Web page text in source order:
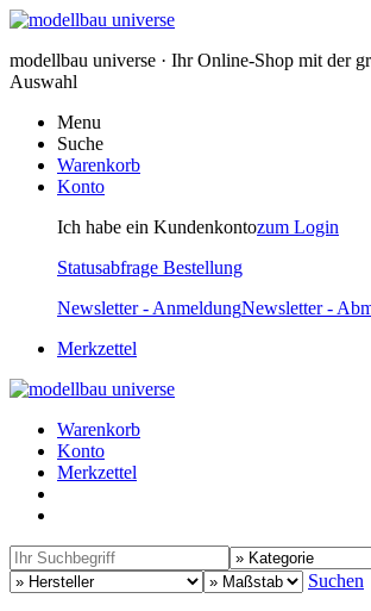
modellbau universe · Ihr Online-Shop mit der
Auswahl
Menu
Suche
Warenkorb
Konto
Ich habe ein Kundenkontozum Login
Statusabfrage Bestellung
Newsletter - AnmeldungNewsletter -
Merkzettel
Warenkorb
Konto
Merkzettel
Suchen